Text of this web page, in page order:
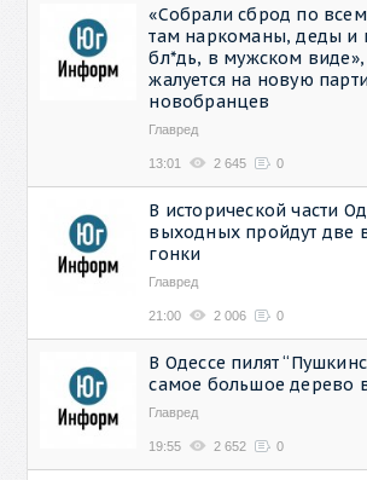
«Собрали сброд по
там наркоманы, деды и
бл*дь, в мужском виде»,
жалуется на новую
новобранцев
Главред
13:01 2 645 0
В исторической части
выходных пройдут две
гонки
Главред
21:00 2 006 0
В Одессе пилят
самое большое дерево
Главред
19:55 2 652 0